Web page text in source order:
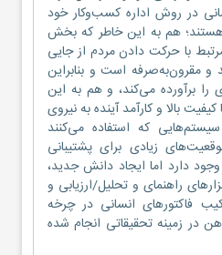
در روش اداره کسب‌وکار خود
هم به این خاطر که بخش
با حرکت دادن مردم از جایی
و مقرون‌به‌صرفه است و بنابراین
برآورده‌ می‌کند، و هم به این
بالا و کارآمد آینده به نیروی
که استفاده می‌کنند
زیادی برای پشتیبانی
دارد اما ایجاد دانش جدید،
راهنمای و تحلیل/ارزیابی و
فاکتورهای انسانی در چرخه
در زمینه تحقیقاتی انجام شده